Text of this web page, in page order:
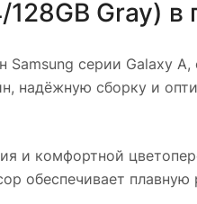
Gray) в
серии Galaxy
надёжную сборку и
комфортной
обеспечивает